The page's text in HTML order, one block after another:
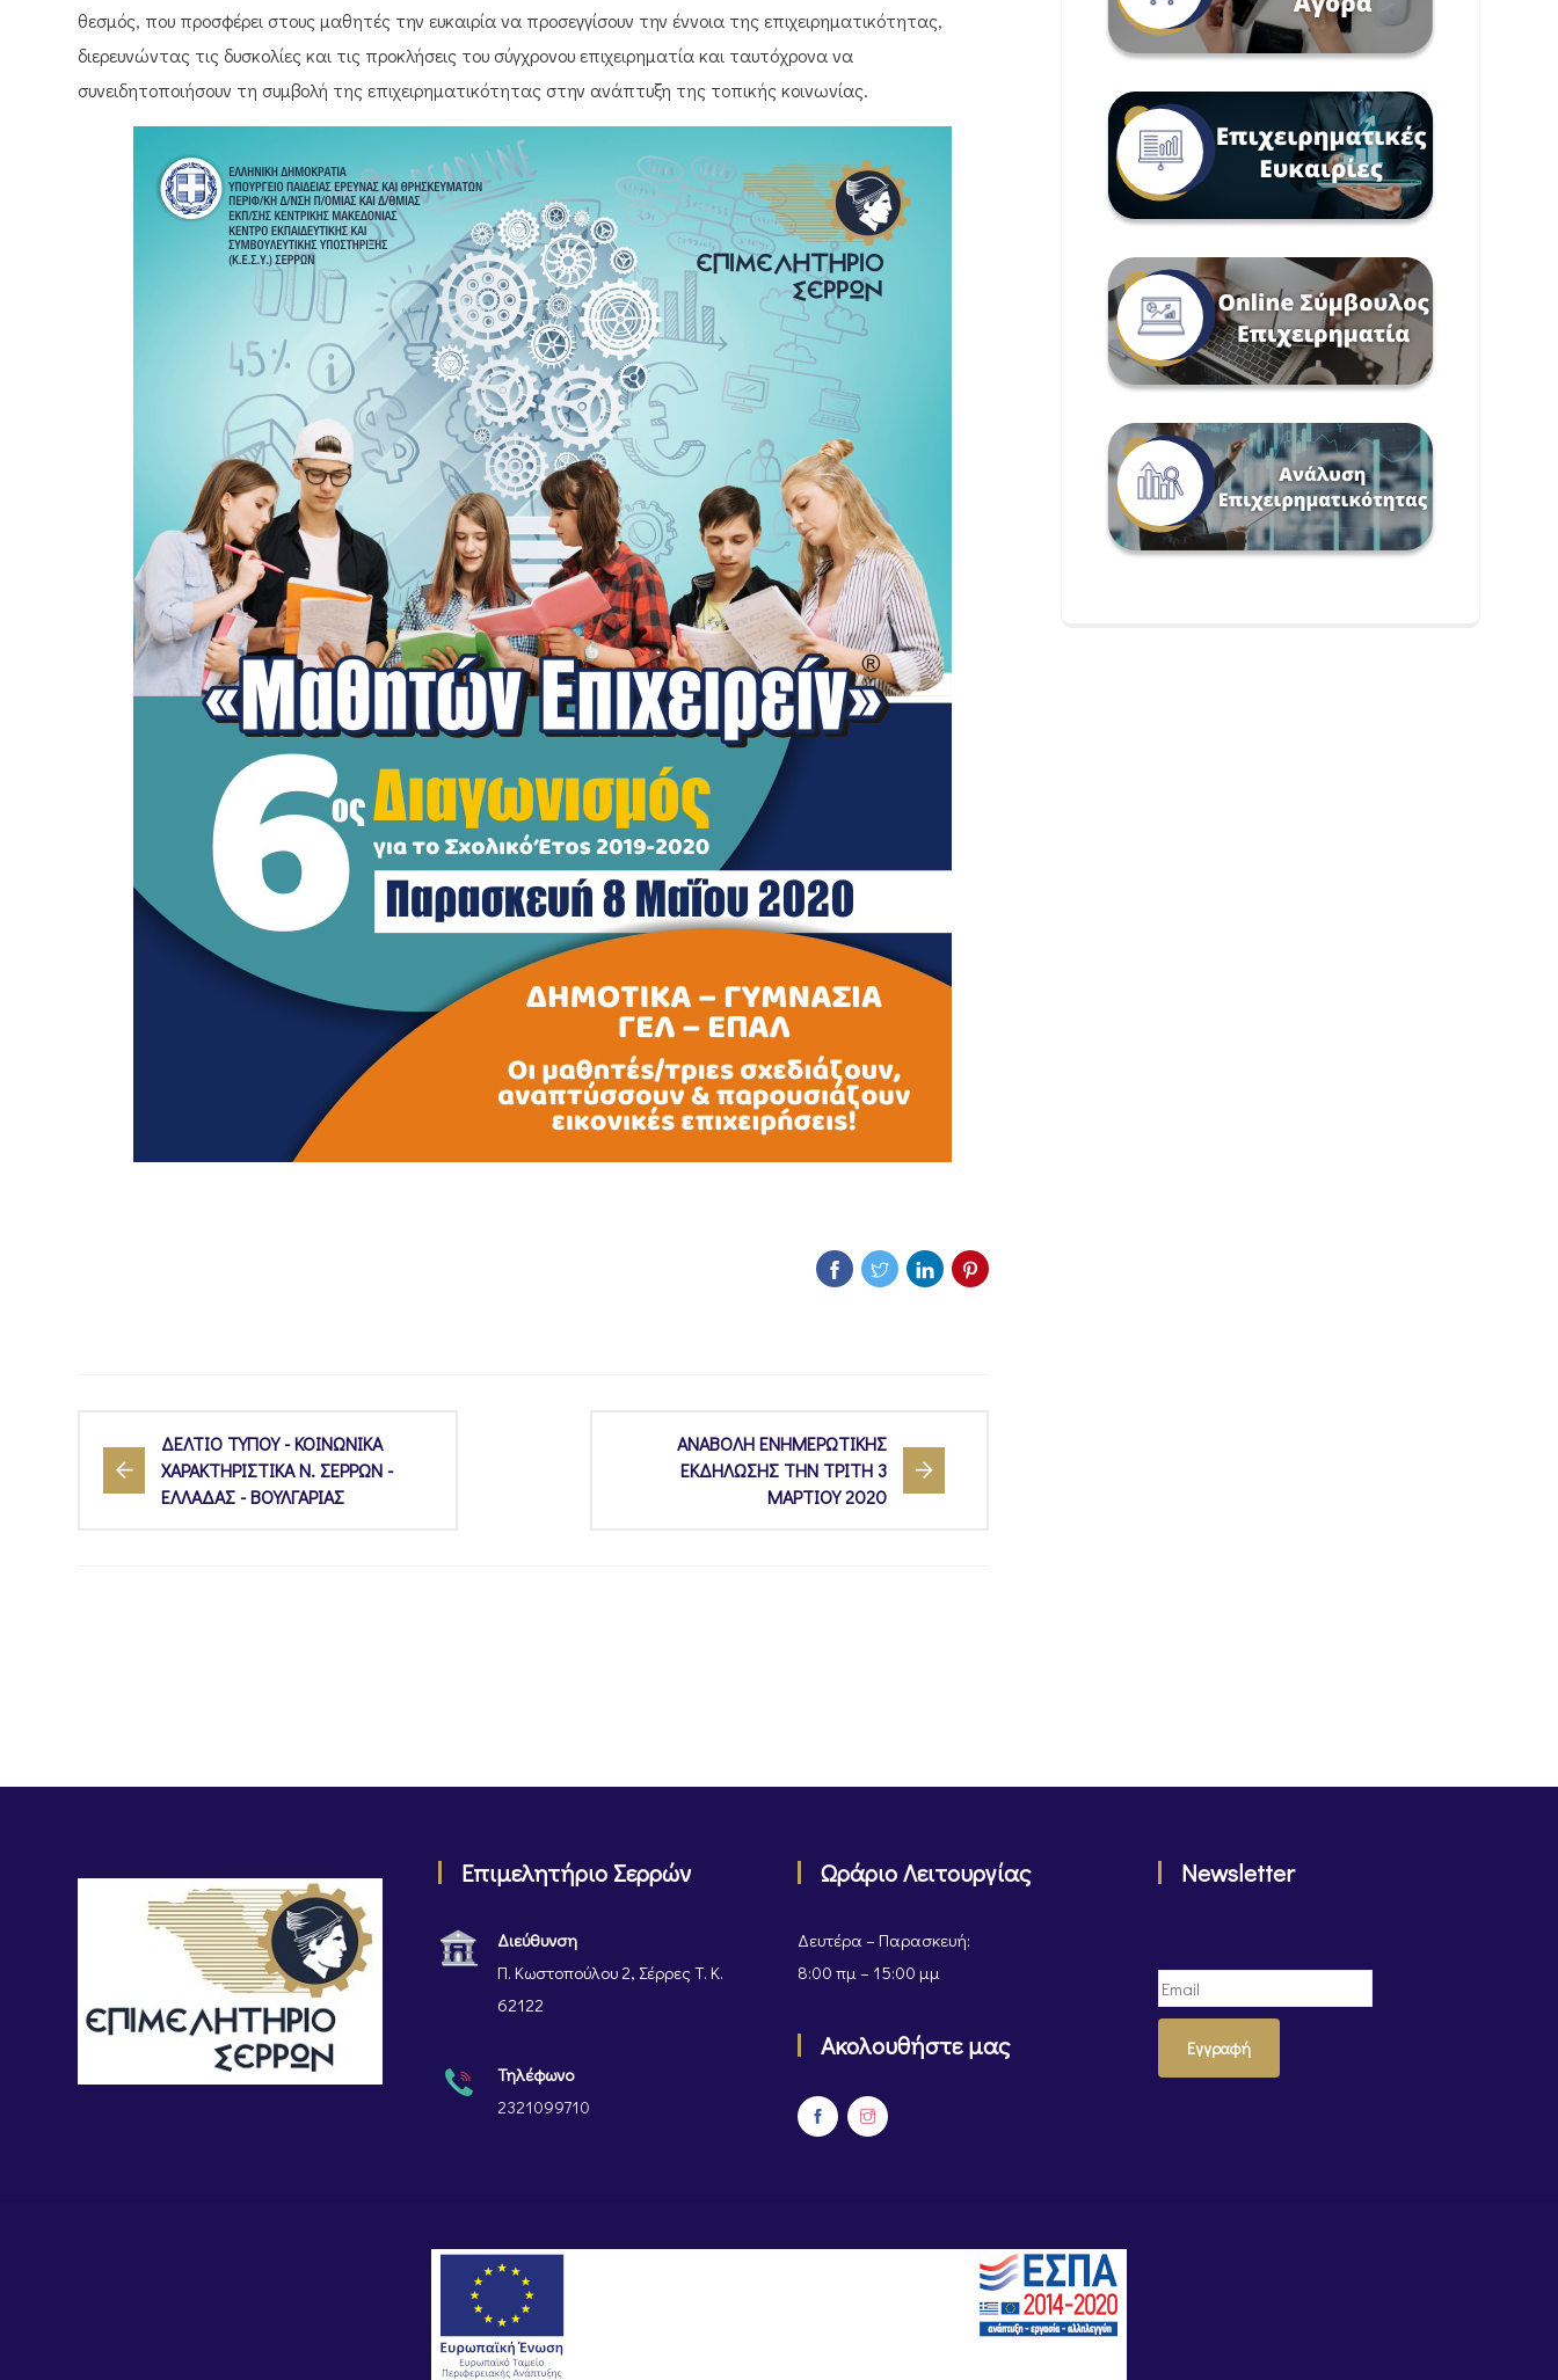
θεσμός, που προσφέρει στους μαθητές την ευκαιρία να προσεγγίσουν την έννοια της επιχειρηματικότητας,
διερευνώντας τις δυσκολίες και τις προκλήσεις του σύγχρονου επιχειρηματία και ταυτόχρονα να
συνειδητοποιήσουν τη συμβολή της επιχειρηματικότητας στην ανάπτυξη της τοπικής κοινωνίας.
ΔΕΛΤΙΟ ΤΥΠΟΥ - ΚΟΙΝΩΝΙΚΑ
ΧΑΡΑΚΤΗΡΙΣΤΙΚΑ Ν. ΣΕΡΡΩΝ -
ΕΛΛΑΔΑΣ - ΒΟΥΛΓΑΡΙΑΣ
ΑΝΑΒΟΛΗ ΕΝΗΜΕΡΩΤΙΚΗΣ
ΕΚΔΗΛΩΣΗΣ ΤΗΝ ΤΡΙΤΗ 3
ΜΑΡΤΙΟΥ 2020
Επιμελητήριο Σερρών
Διεύθυνση
Π. Κωστοπούλου 2, Σέρρες Τ. Κ.
62122
Τηλέφωνο
2321099710
Ωράριο Λειτουργίας
Δευτέρα – Παρασκευή:
8:00 πμ – 15:00 μμ
Ακολουθήστε μας
Newsletter
Εγγραφή